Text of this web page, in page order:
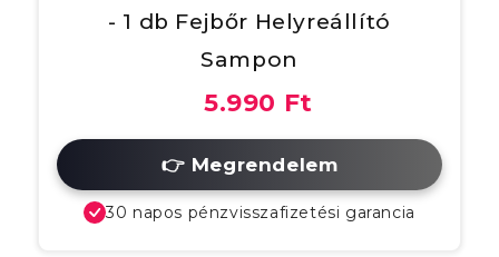
- 1 db Fejbőr Helyreállító
Sampon
5.990 Ft
👉 Megrendelem
30 napos pénzvisszafizetési garancia